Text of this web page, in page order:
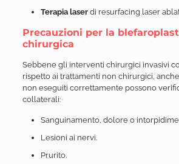
Terapia laserdi resurfacing laser
Precauzioni per la
chirurgica
Sebbene gli interventi chirurgici invasivi
rispetto ai trattamenti non chirurgici,
non eseguiti correttamente possono
collaterali:
Sanguinamento, dolore o
Lesioni ai nervi.
Prurito.